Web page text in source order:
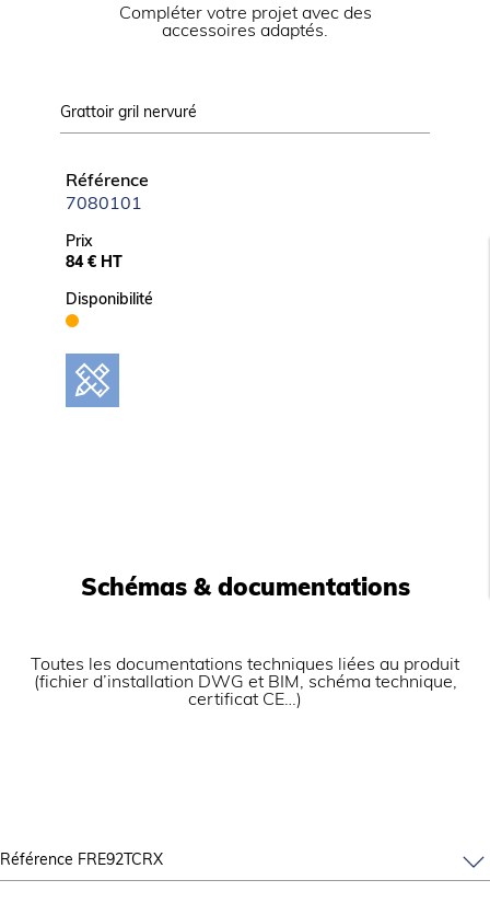
Puissance électrique raccordée (kW)
LOGISTIQUE
Dimensions emballage (LxPxH) (mm)
Poids brut (kg)
Informations complémentaires
Revêtement en acier chromé, 15 mm d’épaisseur,
GRILS ÉLECTRIQUES :
Compléter votre projet avec des
accessoires adaptés.
Grattoir gril nervuré
Référence
7080101
Prix
84 € HT
Disponibilité
Schémas & documentations
Toutes les documentations techniques liées au produit
(fichier d’installation DWG et BIM, schéma technique,
certificat CE…)
Référence FRE92TCRX